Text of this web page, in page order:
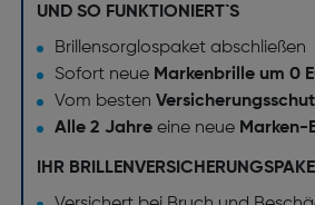
UND SO FUNKTIONIERT`S
Brillensorglospaket abschließen
Sofort neue Markenbrille um 0
Vom besten
Alle 2 Jahreeine neue Marken-
IHR